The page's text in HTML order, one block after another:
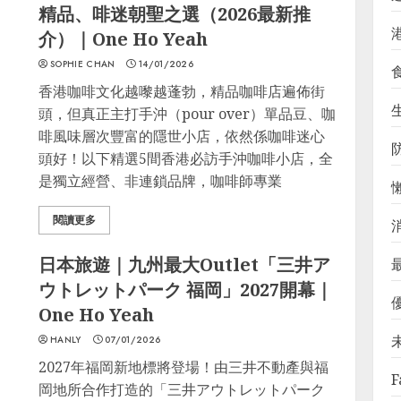
精品、啡迷朝聖之選（2026最新推
介）｜One Ho Yeah
SOPHIE CHAN 14/01/2026
香港咖啡文化越嚟越蓬勃，精品咖啡店遍佈街
頭，但真正主打手沖（pour over）單品豆、咖
啡風味層次豐富的隱世小店，依然係咖啡迷心
頭好！以下精選5間香港必訪手沖咖啡小店，全
是獨立經營、非連鎖品牌，咖啡師專業
閱讀更多
日本旅遊｜九州最大Outlet「三井ア
ウトレットパーク 福岡」2027開幕｜
One Ho Yeah
HANLY 07/01/2026
2027年福岡新地標將登場！由三井不動產與福
岡地所合作打造的「三井アウトレットパーク